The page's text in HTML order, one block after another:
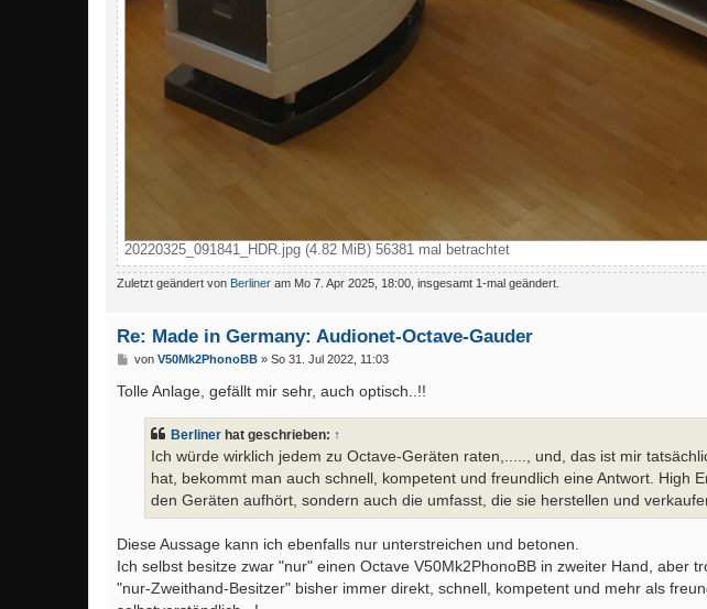
20220325_091841_HDR.jpg (4.82 MiB) 56381 mal betrachtet
Zuletzt geändert von Berliner am Mo 7. Apr 2025, 18:00, insgesamt 1-mal geändert.
Re: Made in Germany: Audionet-Octave-Gauder
B
i
von V50Mk2PhonoBB» So 31. Jul 2022, 11:03
Tolle Anlage, gefällt mir sehr, auch optisch..!!
Berliner hat geschrieben: ↑
Ich würde wirklich jedem zu Octave-Geräten raten,....., und, das ist mir
hat, bekommt man auch schnell, kompetent und freundlich eine Antwort. High
den Geräten aufhört, sondern auch die umfasst, die sie herstellen und
Diese Aussage kann ich ebenfalls nur unterstreichen und betonen.
Ich selbst besitze zwar "nur" einen Octave V50Mk2PhonoBB in zweiter Hand, aber
"nur-Zweithand-Besitzer" bisher immer direkt, schnell, kompetent und mehr als